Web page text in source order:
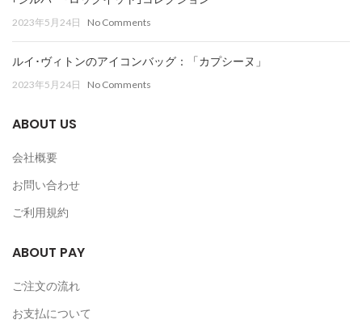
2023年5月24日 No Comments
ルイ･ヴィトンのアイコンバッグ：「カプシーヌ」
2023年5月24日 No Comments
ABOUT US
会社概要
お問い合わせ
ご利用規約
ABOUT PAY
ご注文の流れ
お支払について